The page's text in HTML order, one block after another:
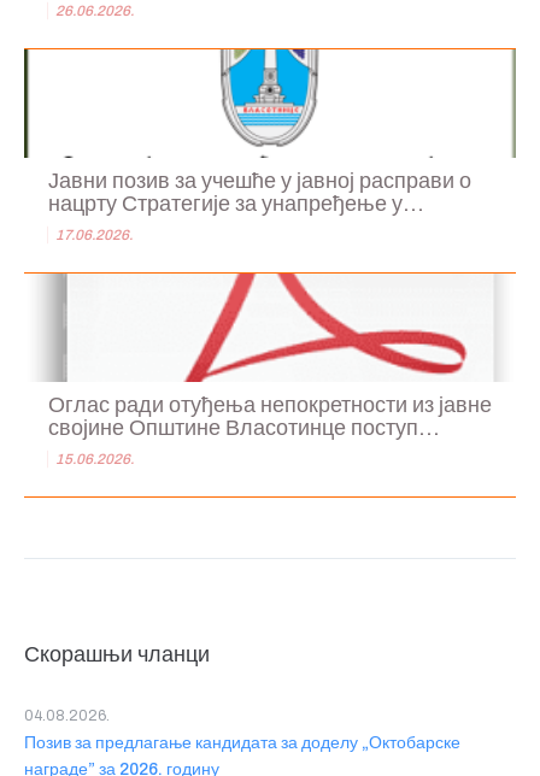
26.06.2026.
Јавни позив за учешће у јавној расправи о
нацрту Стратегије за унапређење у...
17.06.2026.
Оглас ради отуђења непокретности из јавне
својине Општине Власотинце поступ...
15.06.2026.
Скорашњи чланци
Позив за предлагање кандидата за доделу „Октобарске
награде” за 2026. годину
04.08.2026.